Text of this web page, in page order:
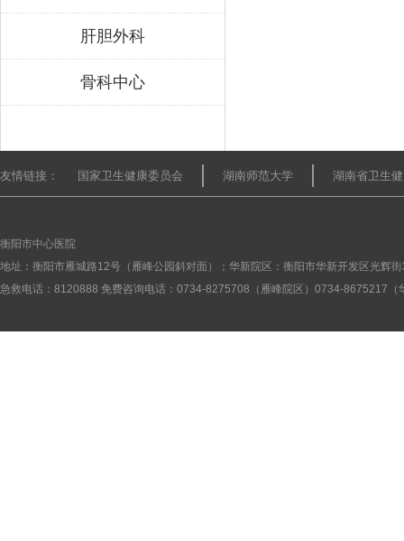
肝胆外科
骨科中心
友情链接： 国家卫生健康委员会 湖南师范大学 湖南省卫生
衡阳市中心医院
地址：衡阳市雁城路12号（雁峰公园斜对面）；华新院区：衡阳市华新开发区光辉
急救电话：8120888 免费咨询电话：0734-8275708（雁峰院区）0734-8675217（